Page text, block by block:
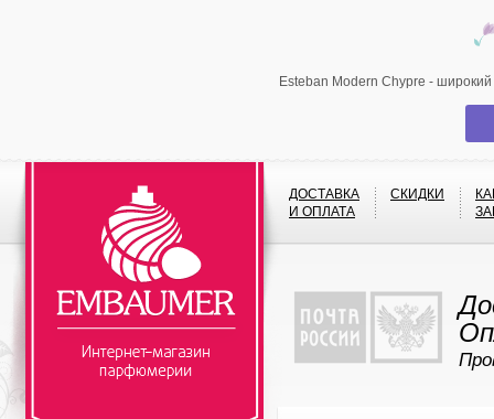
Esteban Modern Chypre -
ДОСТАВКА
И ОПЛАТА
СКИДКИ